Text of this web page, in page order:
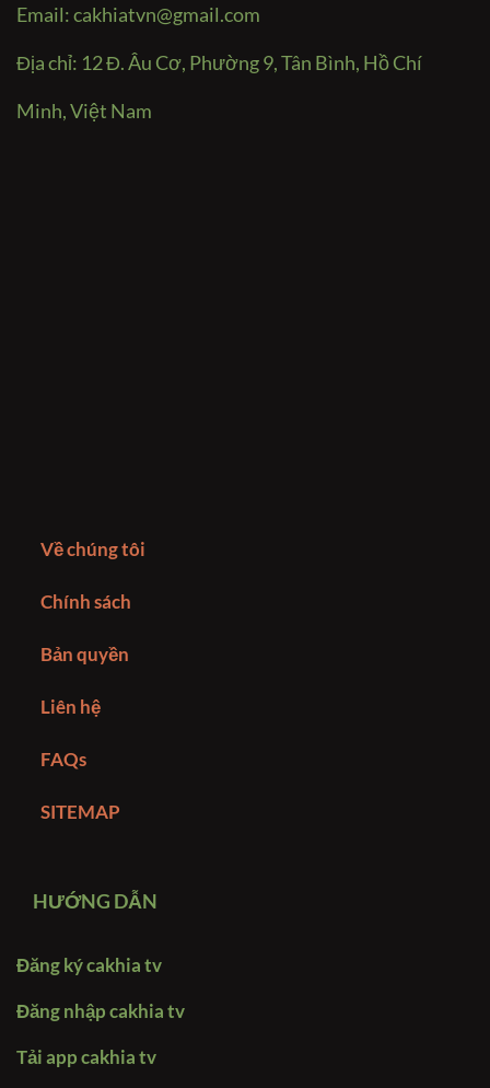
Email:cakhiatvn@gmail.com
Địa chỉ: 12 Đ. Âu Cơ, Phường 9, Tân Bình, Hồ Chí
Minh, Việt Nam
Về chúng tôi
Chính sách
Bản quyền
Liên hệ
FAQs
SITEMAP
HƯỚNG DẪN
Đăng ký cakhia tv
Đăng nhập cakhia tv
Tải app cakhia tv